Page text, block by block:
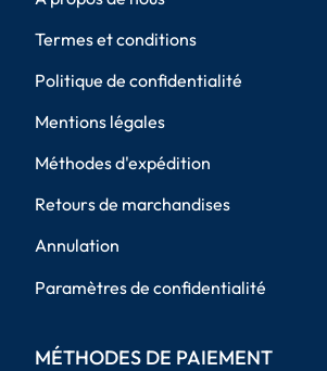
Termes et conditions
Politique de confidentialité
Mentions légales
Méthodes d'expédition
Retours de marchandises
Annulation
Paramètres de confidentialité
MÉTHODES DE PAIEMENT